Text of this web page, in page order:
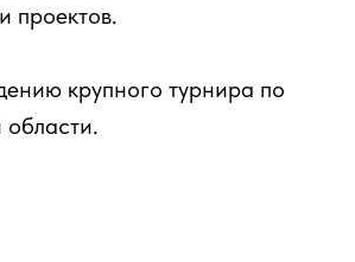
проектов.
крупного турнира по
области.